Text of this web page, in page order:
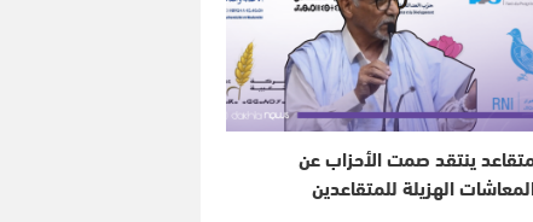
ينتقد صمت الأحزاب عن
الهزيلة للمتقاعدين